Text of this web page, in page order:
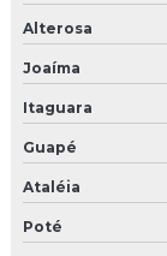
Alterosa
Joaíma
Itaguara
Guapé
Ataléia
Poté